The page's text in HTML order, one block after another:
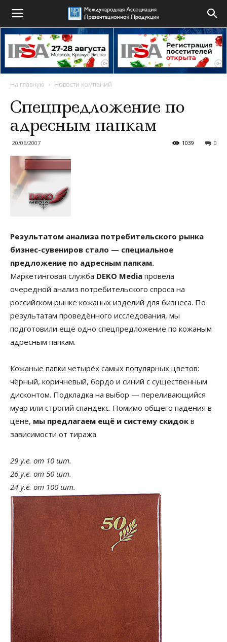
На главную Новости компаний
Спецпредложение по
адресным папкам
20/06/2007 0
1039
Результатом анализа потребительского рынка
бизнес-сувениров стало — специальное
предложение по адресным папкам.
Маркетинговая служба DEKO Media провела
очередной анализ потребительского спроса на
российском рынке кожаных изделий для бизнеса. По
результатам проведённого исследования, мы
подготовили ещё одно спецпредложение по кожаным
адресным папкам.
Кожаные папки четырёх самых популярных цветов:
чёрный, коричневый, бордо и синий с существенным
дисконтом. Подкладка на выбор — переливающийся
муар или строгий спандекс. Помимо общего падения в
цене, мы предлагаем ещё и систему скидок в
зависимости от тиража.
29 у.е. от 10 шт.
26 у.е. от 50 шт.
24 у.е. от 100 шт.